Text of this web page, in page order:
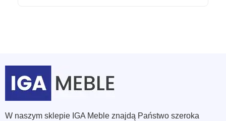
W naszym sklepie IGA Meble znajdą Państwo szeroka